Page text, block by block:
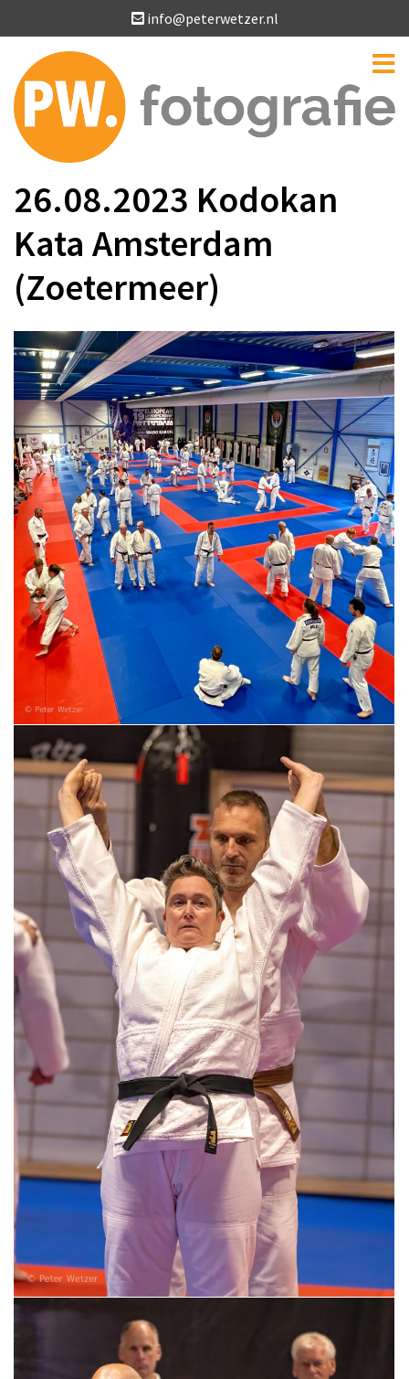
info@peterwetzer.nl
26.08.2023 Kodokan
Kata Amsterdam
(Zoetermeer)